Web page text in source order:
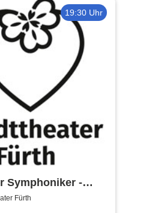
19:30 Uhr
Symphoniker -
Fürth
Fürth